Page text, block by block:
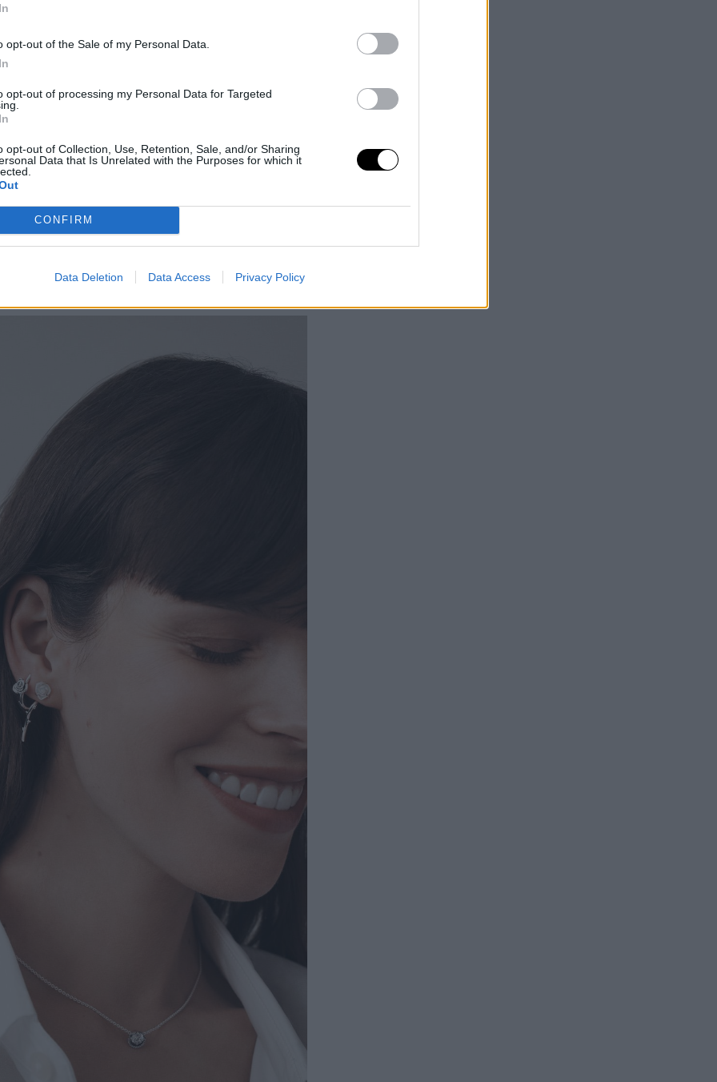
opt-out of the Sale of my Personal Data.
opt-out of processing my Personal Data for Targeted
opt-out of Collection, Use, Retention, Sale, and/or Sharing
Data that Is Unrelated with the Purposes for which it
CONFIRM
Data Deletion Data Access Privacy Policy
“Be Love”, η Pandora μας προσκαλεί
17:00 έως τις 20:00, με live
97,5 και τη Μαίρη Βαρσάμη στα
του event, οι επισκέπτες θα έχουν
τους μηνύματα αγάπης που θα
του σταθμού.
influencers
όσοι επισκεφθούν το Σάββατο το
την ευκαιρία να γνωρίσουν την
και τηνΑντιγόνη Νεοφύτου
θα αποκαλύψουν το δικό τους